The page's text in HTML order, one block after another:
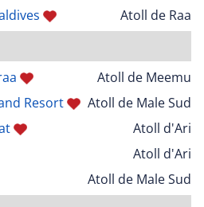
Atoll de Raa
Atoll de Meemu
Resort
Atoll de Male Sud
Atoll d'Ari
Atoll d'Ari
Atoll de Male Sud